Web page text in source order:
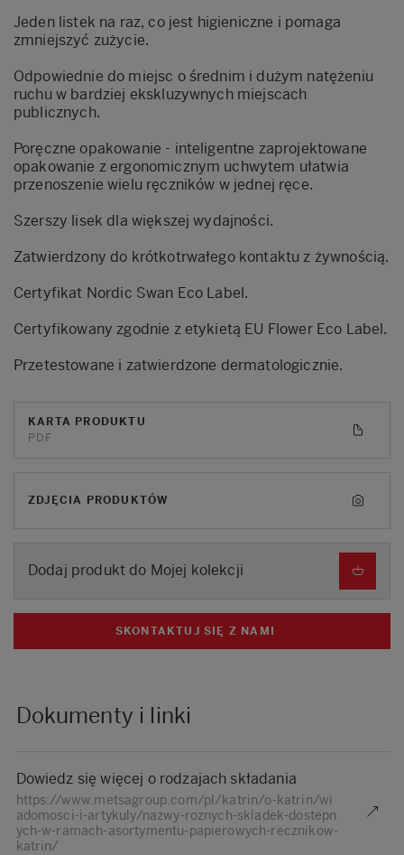
Jeden listek na raz, co jest higieniczne i pomaga
zmniejszyć zużycie.
Odpowiednie do miejsc o średnim i dużym natężeniu
ruchu w bardziej ekskluzywnych miejscach
publicznych.
Poręczne opakowanie - inteligentne zaprojektowane
opakowanie z ergonomicznym uchwytem ułatwia
przenoszenie wielu ręczników w jednej ręce.
Szerszy lisek dla większej wydajności.
Zatwierdzony do krótkotrwałego kontaktu z żywnością.
Certyfikat Nordic Swan Eco Label.
Certyfikowany zgodnie z etykietą EU Flower Eco Label.
Przetestowane i zatwierdzone dermatologicznie.
KARTA PRODUKTU
PDF
ZDJĘCIA PRODUKTÓW
Dodaj produkt do Mojej kolekcji
SKONTAKTUJ SIĘ Z NAMI
Dokumenty i linki
Dowiedz się więcej o rodzajach składania
https://www.metsagroup.com/pl/katrin/o-katrin/wi
adomosci-i-artykuly/nazwy-roznych-skladek-dostepn
ych-w-ramach-asortymentu-papierowych-recznikow-
katrin/